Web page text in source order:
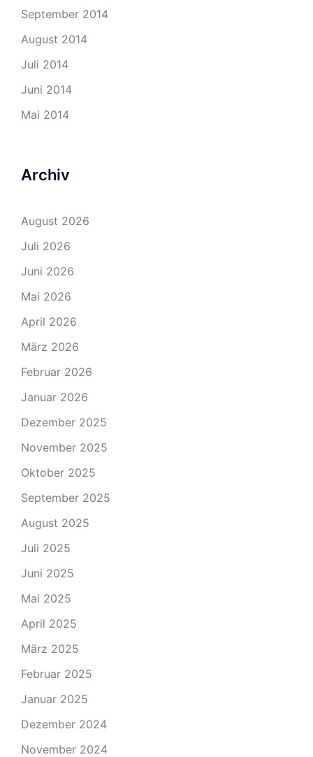
September 2014
August 2014
Juli 2014
Juni 2014
Mai 2014
Archiv
August 2026
Juli 2026
Juni 2026
Mai 2026
April 2026
März 2026
Februar 2026
Januar 2026
Dezember 2025
November 2025
Oktober 2025
September 2025
August 2025
Juli 2025
Juni 2025
Mai 2025
April 2025
März 2025
Februar 2025
Januar 2025
Dezember 2024
November 2024